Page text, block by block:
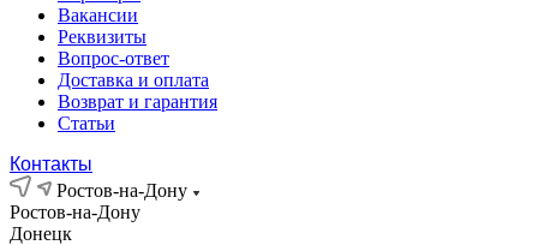
Вакансии
Реквизиты
Вопрос-ответ
Доставка и оплата
Возврат и гарантия
Статьи
Контакты
Ростов-на-Дону
Ростов-на-Дону
Донецк